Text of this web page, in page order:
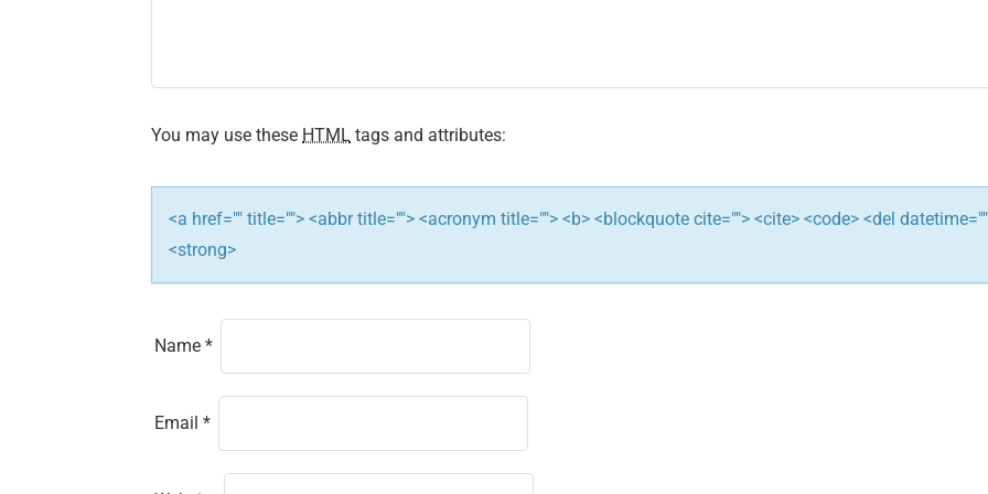
a
t
i
o
n
You may use these HTML tags and attributes:
<a href="" title=""> <abbr title=""> <acronym title=""> <b> <blockquote cite=""> <cite> <code> <del
<strong>
Name *
Email *